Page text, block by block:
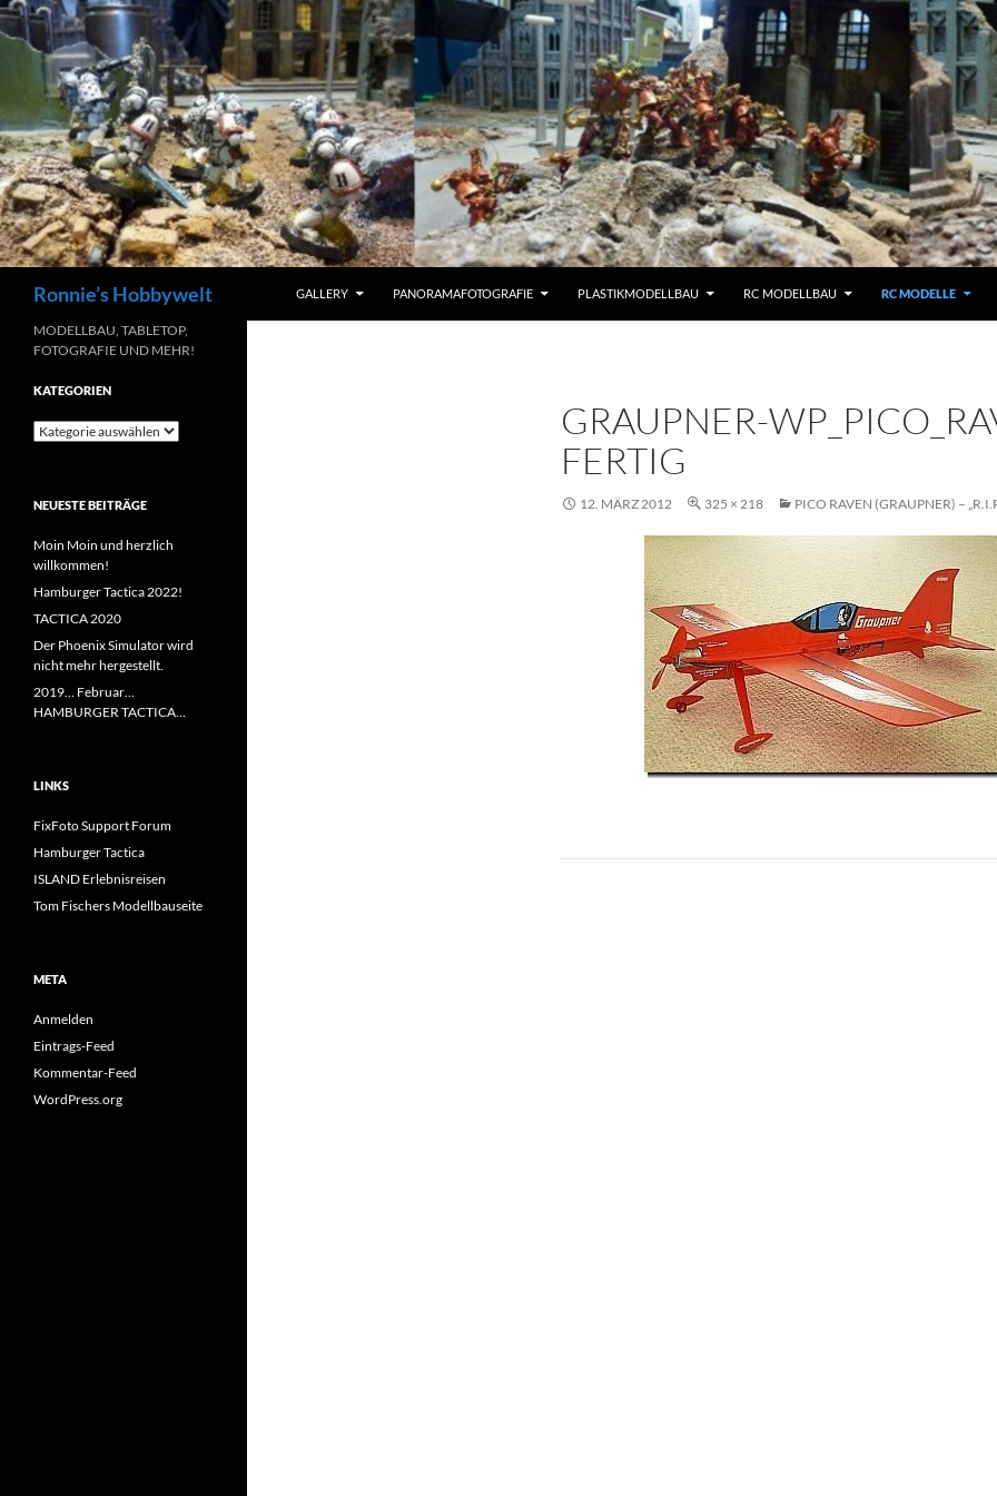
Zum
Inhalt
springen
Ronnie’s Hobbywelt GALLERY PANORAMAFOTOGRAFIE PLASTIKMODELLBAU RC MODELLBAU RC MODELLE
GRAUPNER-
FERTIG
12. MÄRZ 2012 325 × 218 PICO RAVEN (GRAUPNER) –
MODELLBAU, TABLETOP,
FOTOGRAFIE UND MEHR!
KATEGORIEN
Kategorien
NEUESTE BEITRÄGE
Moin Moin und herzlich
willkommen!
Hamburger Tactica 2022!
TACTICA 2020
Der Phoenix Simulator wird
nicht mehr hergestellt.
2019… Februar…
HAMBURGER TACTICA…
LINKS
FixFoto Support Forum
Hamburger Tactica
ISLAND Erlebnisreisen
Tom Fischers Modellbauseite
META
Anmelden
Eintrags-Feed
Kommentar-Feed
WordPress.org